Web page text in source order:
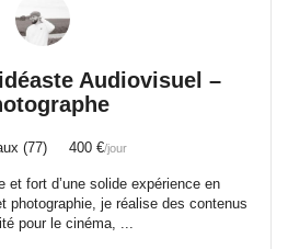
Audiovisuel –
(77) 400 €/jour
et fort d’une solide expérience en
photographie, je réalise des contenus
pour le cinéma, ...